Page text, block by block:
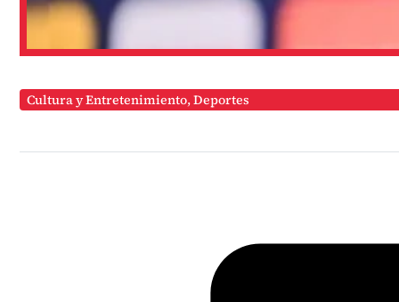
Cultura y Entretenimiento,Deportes